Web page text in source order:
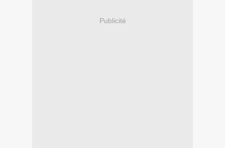
Publicité